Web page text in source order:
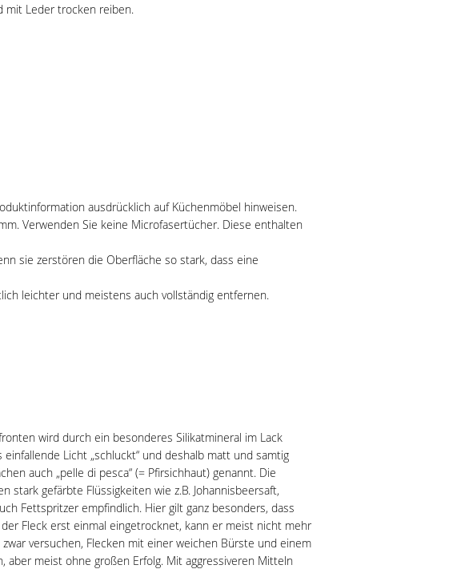
mit Leder trocken reiben.
ausdrücklich auf Küchenmöbel hinweisen.
Verwenden Sie keine Microfasertücher. Diese enthalten
sie zerstören die Oberfläche so stark, dass eine
leichter und meistens auch vollständig entfernen.
wird durch ein besonderes Silikatmineral im Lack
Licht „schluckt“ und deshalb matt und samtig
auch „pelle di pesca“ (= Pfirsichhaut) genannt. Die
stark gefärbte Flüssigkeiten wie z.B. Johannisbeersaft,
Fettspritzer empfindlich. Hier gilt ganz besonders, dass
Fleck erst einmal eingetrocknet, kann er meist nicht mehr
versuchen, Flecken mit einer weichen Bürste und einem
aber meist ohne großen Erfolg. Mit aggressiveren Mitteln